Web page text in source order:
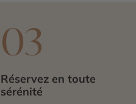
03
Réservez en toute
sérénité